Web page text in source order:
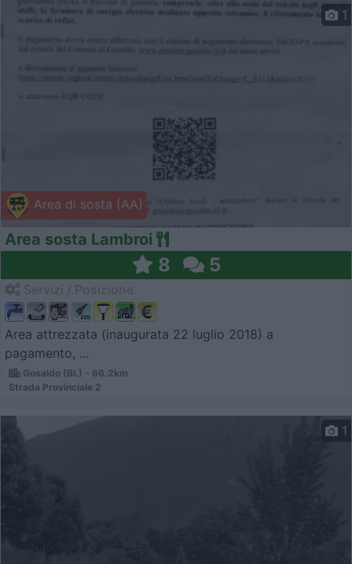
Area di sosta (AA)
1
Area sosta Lambroi
8 5
Area attrezzata (inaugurata 22 luglio 2018) a
pagamento, ...
Gosaldo (BL) - 66.2km
Strada Provinciale 2
1